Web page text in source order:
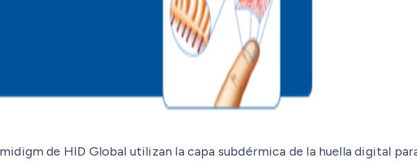
de HID Global utilizan la capa subdérmica de la huella digital